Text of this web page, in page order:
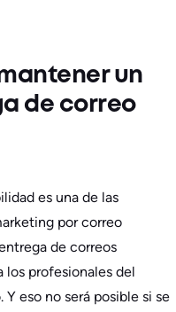
un
de correo
es una de las
por correo
de correos
profesionales del
eso no será posible si se